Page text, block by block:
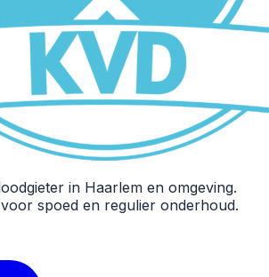
in Haarlem en omgeving.
spoed en regulier onderhoud.